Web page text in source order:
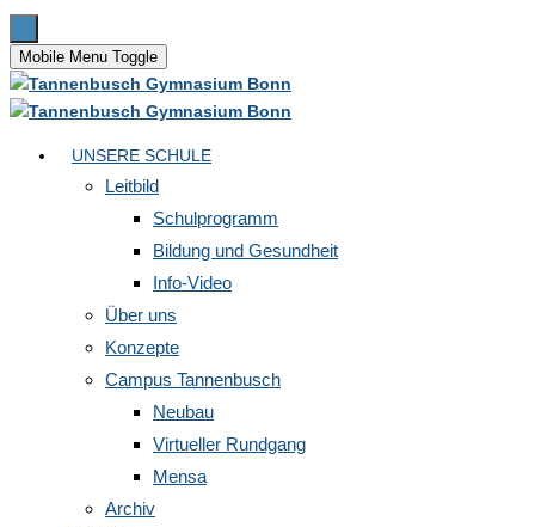
Mobile Menu Toggle
UNSERE SCHULE
Leitbild
Schulprogramm
Bildung und Gesundheit
Info-Video
Über uns
Konzepte
Campus Tannenbusch
Neubau
Virtueller Rundgang
Mensa
Archiv